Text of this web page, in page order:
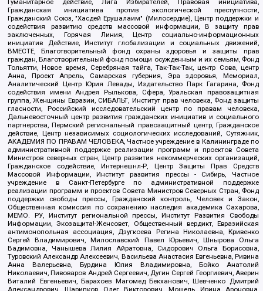
Гуманитарное действие, Лига Избирателей, Правовая инициатива,
Гражданская инициатива против экологической преступности,
Гражданский Союз, "Хасдей Ерушалаим" (Милосердие), Центр поддержки и
содействия развитию средств массовой информации, В защиту прав
заключенных, Горячая Линия, Центр социально-информационных
инициатив Действие, Институт глобализации и социальных движений,
ВМЕСТЕ, Благотворительный фонд охраны здоровья и защиты прав
граждан, Благотворительный фонд помощи осужденным и их семьям, Фонд
Тольятти, Новое время, Серебряная тайга, Так-Так-Так, центр Сова, центр
Анна, Проект Апрель, Самарская губерния, Эра здоровья, Мемориал,
Аналитический Центр Юрия Левады, Издательство Парк Гагарина, Фонд
содействия имени Андрея Рылькова, Сфера, Уральская правозащитная
группа, Женщины Евразии, СИБАЛЬТ, Институт прав человека, Фонд защиты
гласности, Российский исследовательский центр по правам человека,
Дальневосточный центр развития гражданских инициатив и социального
партнерства, Пермский региональный правозащитный центр, Гражданское
действие, Центр независимых социологических исследований, Сутяжник,
АКАДЕМИЯ ПО ПРАВАМ ЧЕЛОВЕКА, Частное учреждение в Калининграде по
административной поддержке реализации программ и проектов Совета
Министров северных стран, Центр развития некоммерческих организаций,
Гражданское содействие, Интернешнл-Р, Центр Защиты Прав Средств
Массовой Информации, Институт развития прессы - Сибирь, Частное
учреждение в Санкт-Петербурге по административной поддержке
реализации программ и проектов Совета Министров Северных Стран, Фонд
поддержки свободы прессы, Гражданский контроль, Человек и Закон,
Общественная комиссия по сохранению наследия академика Сахарова,
МЕМО. РУ, Институт региональной прессы, Институт Развития Свободы
Информации, Экозащита!-Женсовет, Общественный вердикт, Евразийская
антимонопольная ассоциация, Дзугкоева Регина Николаевна, Кривенко
Сергей Владимирович, Милославский Павел Юрьевич, Шнырова Ольга
Вадимовна, Чанышева Лилия Айратовна, Сидорович Ольга Борисовна,
Туровский Александр Алексеевич, Васильева Анастасия Евгеньевна, Ривина
Анна Валерьевна, Бурдина Юлия Владимировна, Бойко Анатолий
Николаевич, Пивоваров Андрей Сергеевич, Дугин Сергей Георгиевич, Аверин
Виталий Евгеньевич, Барахоев Магомед Бекханович, Шевченко Дмитрий
Александрович, Шарипков Олег Викторович, Мошель Ирина Ароновна,